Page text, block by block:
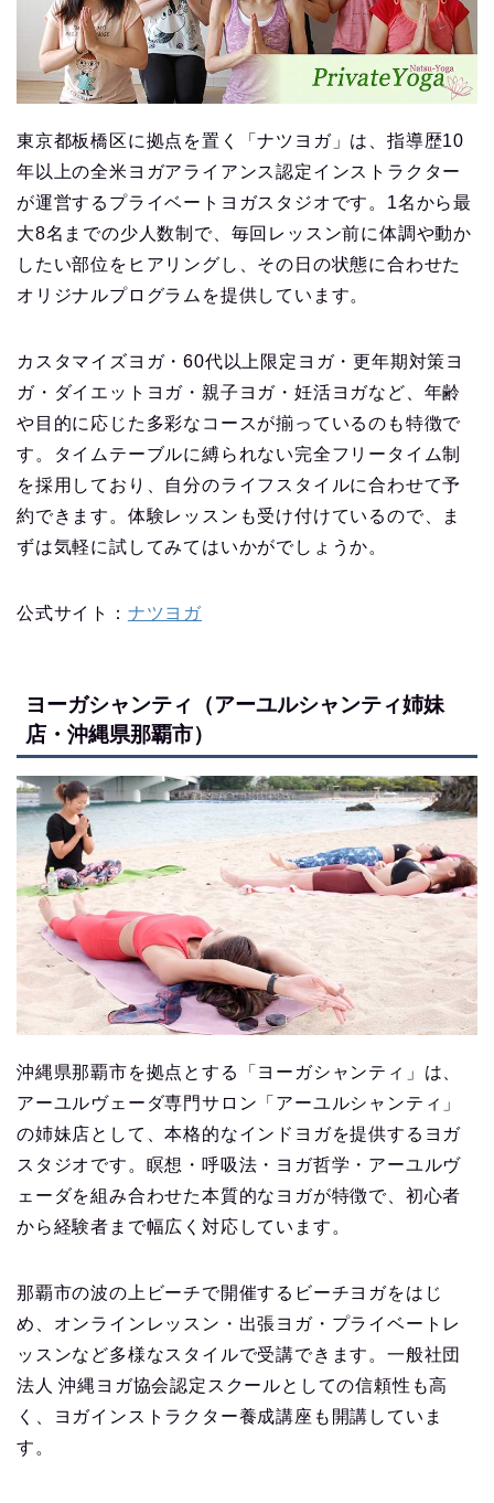
東京都板橋区に拠点を置く「ナツヨガ」は、指導歴10
年以上の全米ヨガアライアンス認定インストラクター
が運営するプライベートヨガスタジオです。1名から最
大8名までの少人数制で、毎回レッスン前に体調や動か
したい部位をヒアリングし、その日の状態に合わせた
オリジナルプログラムを提供しています。
カスタマイズヨガ・60代以上限定ヨガ・更年期対策ヨ
ガ・ダイエットヨガ・親子ヨガ・妊活ヨガなど、年齢
や目的に応じた多彩なコースが揃っているのも特徴で
す。タイムテーブルに縛られない完全フリータイム制
を採用しており、自分のライフスタイルに合わせて予
約できます。体験レッスンも受け付けているので、ま
ずは気軽に試してみてはいかがでしょうか。
公式サイト： ナツヨガ
ヨーガシャンティ（アーユルシャンティ姉妹
店・沖縄県那覇市）
沖縄県那覇市を拠点とする「ヨーガシャンティ」は、
アーユルヴェーダ専門サロン「アーユルシャンティ」
の姉妹店として、本格的なインドヨガを提供するヨガ
スタジオです。瞑想・呼吸法・ヨガ哲学・アーユルヴ
ェーダを組み合わせた本質的なヨガが特徴で、初心者
から経験者まで幅広く対応しています。
那覇市の波の上ビーチで開催するビーチヨガをはじ
め、オンラインレッスン・出張ヨガ・プライベートレ
ッスンなど多様なスタイルで受講できます。一般社団
法人 沖縄ヨガ協会認定スクールとしての信頼性も高
く、ヨガインストラクター養成講座も開講していま
す。